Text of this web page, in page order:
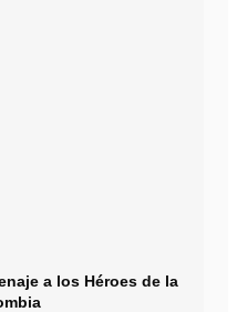
a los Héroes de la